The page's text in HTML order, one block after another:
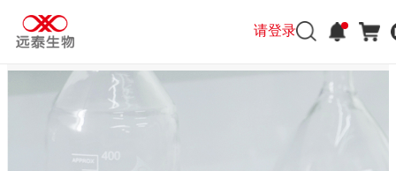
请登录